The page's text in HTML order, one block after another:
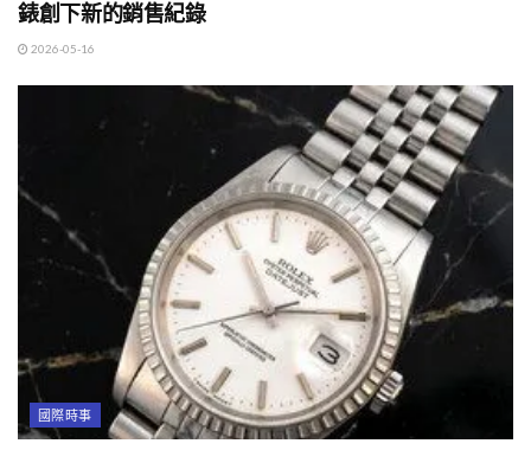
錶創下新的銷售紀錄
2026-05-16
國際時事